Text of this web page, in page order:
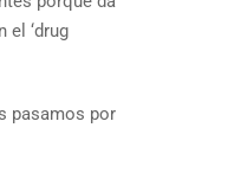
el ‘drug
pasamos por